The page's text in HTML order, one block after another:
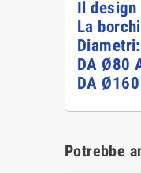
Il
La
Diametri:
DA Ø80
DA
Potrebbe